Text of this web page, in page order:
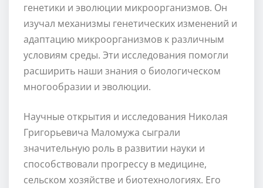
генетики и эволюции микроорганизмов. Он
изучал механизмы генетических изменений и
адаптацию микроорганизмов к различным
условиям среды. Эти исследования помогли
расширить наши знания о биологическом
многообразии и эволюции.
Научные открытия и исследования Николая
Григорьевича Маломужа сыграли
значительную роль в развитии науки и
способствовали прогрессу в медицине,
сельском хозяйстве и биотехнологиях. Его